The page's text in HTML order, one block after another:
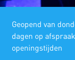
Geopend van
dagen op
openingstijden